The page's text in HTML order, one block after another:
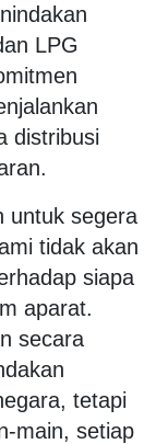
LPG
distribusi
untuk segera
tidak akan
siapa
aparat.
secara
tetapi
main, setiap